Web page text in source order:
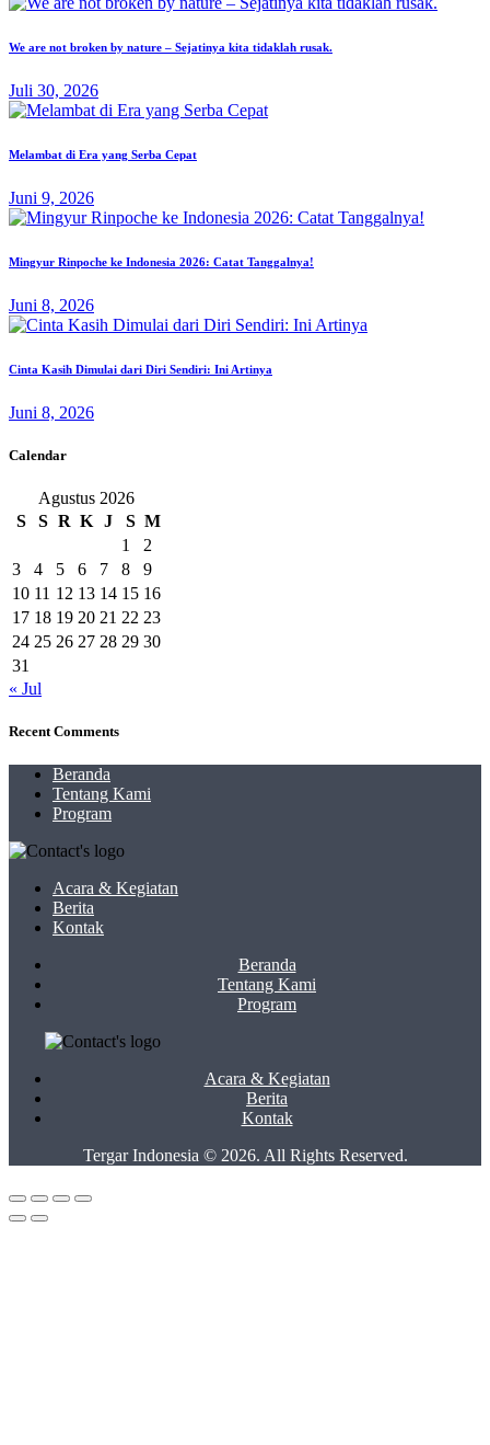
We are not broken by nature – Sejatinya kita tidaklah rusak.
Juli 30, 2026
Melambat di Era yang Serba Cepat
Juni 9, 2026
Mingyur Rinpoche ke Indonesia 2026: Catat Tanggalnya!
Juni 8, 2026
Cinta Kasih Dimulai dari Diri Sendiri: Ini Artinya
Juni 8, 2026
Calendar
Agustus 2026
S
S R K J S M
1
2
3
4 5 6 7 8
9
10 11 12 13 14 15 16
17 18 19 20 21 22 23
24 25 26 27 28 29 30
31
« Jul
Recent Comments
Beranda
Tentang Kami
Program
Acara & Kegiatan
Berita
Kontak
Beranda
Tentang Kami
Program
Acara & Kegiatan
Berita
Kontak
Tergar Indonesia © 2026. All Rights Reserved.